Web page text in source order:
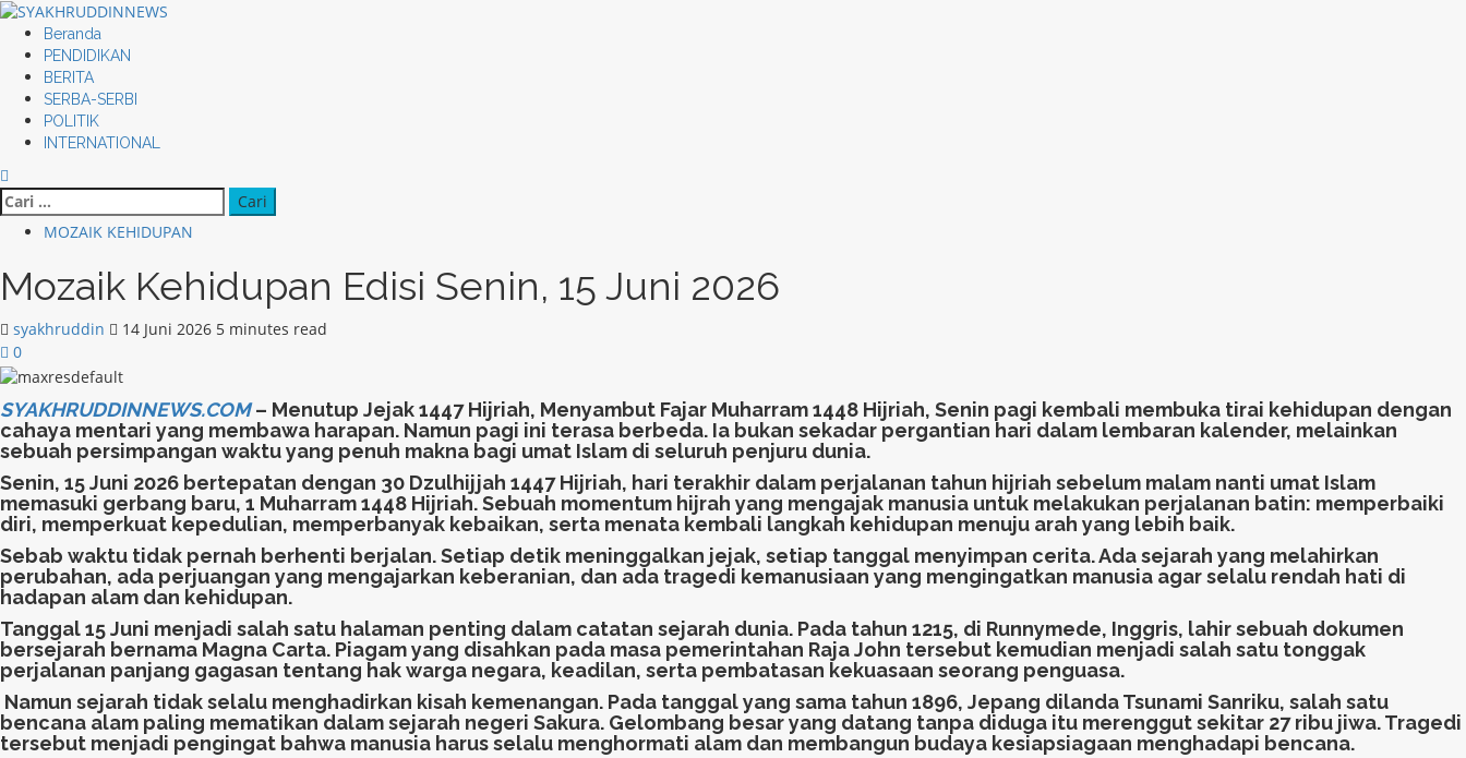
Skip
content
Primary
Menu
Beranda
PENDIDIKAN
BERITA
SERBA-SERBI
POLITIK
INTERNATIONAL
Cari
untuk:
MOZAIK KEHIDUPAN
Mozaik Kehidupan Edisi Senin, 15 Juni 2026
syakhruddin 14 Juni 2026 5 minutes read
0
SYAKHRUDDINNEWS.COM – Menutup Jejak 1447 Hijriah, Menyambut Fajar Muharram 1448 Hijriah, Senin pagi kembali membuka tirai kehidupan dengan
cahaya mentari yang membawa harapan. Namun pagi ini terasa berbeda. Ia bukan sekadar pergantian hari dalam lembaran kalender, melainkan
sebuah persimpangan waktu yang penuh makna bagi umat Islam di seluruh penjuru dunia.
Senin, 15 Juni 2026 bertepatan dengan 30 Dzulhijjah 1447 Hijriah, hari terakhir dalam perjalanan tahun hijriah sebelum malam nanti umat Islam
memasuki gerbang baru, 1 Muharram 1448 Hijriah. Sebuah momentum hijrah yang mengajak manusia untuk melakukan perjalanan batin: memperbaiki
diri, memperkuat kepedulian, memperbanyak kebaikan, serta menata kembali langkah kehidupan menuju arah yang lebih baik.
Sebab waktu tidak pernah berhenti berjalan. Setiap detik meninggalkan jejak, setiap tanggal menyimpan cerita. Ada sejarah yang melahirkan
perubahan, ada perjuangan yang mengajarkan keberanian, dan ada tragedi kemanusiaan yang mengingatkan manusia agar selalu rendah hati di
hadapan alam dan kehidupan.
Tanggal 15 Juni menjadi salah satu halaman penting dalam catatan sejarah dunia. Pada tahun 1215, di Runnymede, Inggris, lahir sebuah dokumen
bersejarah bernama Magna Carta. Piagam yang disahkan pada masa pemerintahan Raja John tersebut kemudian menjadi salah satu tonggak
perjalanan panjang gagasan tentang hak warga negara, keadilan, serta pembatasan kekuasaan seorang penguasa.
Namun sejarah tidak selalu menghadirkan kisah kemenangan. Pada tanggal yang sama tahun 1896, Jepang dilanda Tsunami Sanriku, salah satu
bencana alam paling mematikan dalam sejarah negeri Sakura. Gelombang besar yang datang tanpa diduga itu merenggut sekitar 27 ribu jiwa. Tragedi
tersebut menjadi pengingat bahwa manusia harus selalu menghormati alam dan membangun budaya kesiapsiagaan menghadapi bencana.